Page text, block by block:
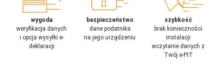
wygoda
weryfikacja danych
i opcja wysyłki e-
deklaracji
bezpieczeństwo
dane podatnika
na jego urządzeniu
szybkość
brak konieczności
instalacji
wczytanie danych z
Twój e-PIT